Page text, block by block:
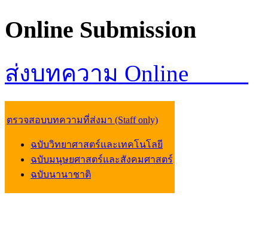
Online Submission
ส่งบทความ Online
ตรวจสอบบทความที่ส่งมา (Staff only)
ฉบับวิทยาศาสตร์และเทคโนโลยี
ฉบับมนุษยศาสตร์และสังคมศาสตร์
ฉบับนานาชาติ